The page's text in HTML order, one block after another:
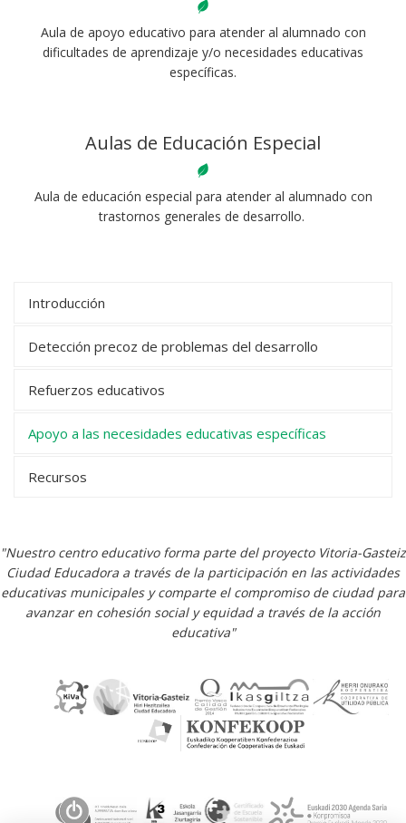
Aula de apoyo educativo para atender al alumnado con
dificultades de aprendizaje y/o necesidades educativas
específicas.
Aulas de Educación Especial
Aula de educación especial para atender al alumnado con
trastornos generales de desarrollo.
Introducción
Detección precoz de problemas del desarrollo
Refuerzos educativos
Apoyo a las necesidades educativas específicas
Recursos
"Nuestro centro educativo forma parte del proyecto Vitoria-Gasteiz
Ciudad Educadora a través de la participación en las actividades
educativas municipales y comparte el compromiso de ciudad para
avanzar en cohesión social y equidad a través de la acción
educativa"